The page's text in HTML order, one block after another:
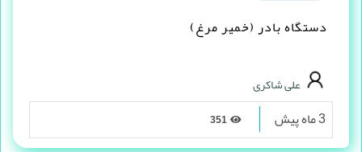
دستگاه بادر (خمیر مرغ)
علی شاکری
3 ماه پیش